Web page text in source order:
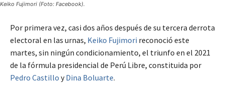
Keiko Fujimori (Foto: Facebook).
Por primera vez, casi dos años después de su tercera derrota
electoral en las urnas, Keiko Fujimori reconoció este
martes, sin ningún condicionamiento, el triunfo en el 2021
de la fórmula presidencial de Perú Libre, constituida por
Pedro Castillo yDina Boluarte.